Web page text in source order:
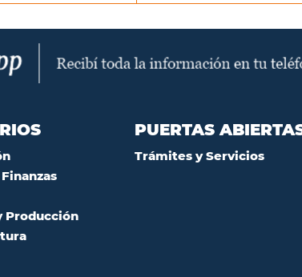
Producción
PUERTAS
Trámites y Servicios